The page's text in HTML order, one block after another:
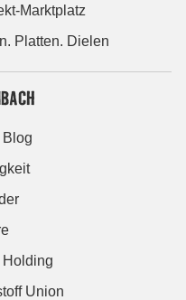
Marktplatz
Platten. Dielen
Blog
Union